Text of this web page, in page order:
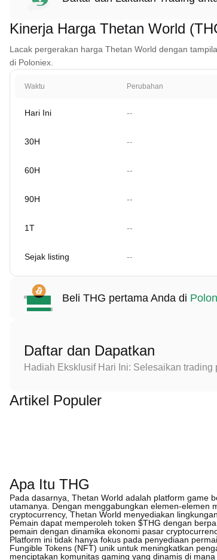
Kinerja Harga Thetan World
Lacak pergerakan harga Thetan World dengan
di Poloniex.
Waktu Perubahan
Hari Ini --
30H --
60H --
90H --
1T --
Sejak listing --
Beli THG pertama Anda di
Daftar dan Dapatkan
Hadiah Eksklusif Hari Ini: Selesaikan
Artikel Populer
Apa Itu THG
Pada dasarnya, Thetan World adalah platform game
utamanya. Dengan menggabungkan elemen-elemen
cryptocurrency, Thetan World menyediakan
Pemain dapat memperoleh token $THG dengan
pemain dengan dinamika ekonomi pasar
Platform ini tidak hanya fokus pada penyediaan
Fungible Tokens (NFT) unik untuk meningkatkan
menciptakan komunitas gaming yang dinamis di